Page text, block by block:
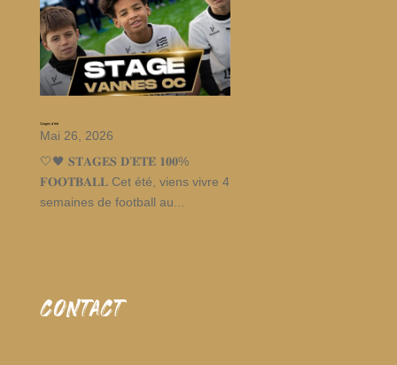
Stages d’été
Mai 26, 2026
🤍🖤 𝐒𝐓𝐀𝐆𝐄𝐒 𝐃’𝐄́𝐓𝐄́ 𝟏𝟎𝟎%
𝐅𝐎𝐎𝐓𝐁𝐀𝐋𝐋 Cet été, viens vivre 4
semaines de football au...
CONTACT